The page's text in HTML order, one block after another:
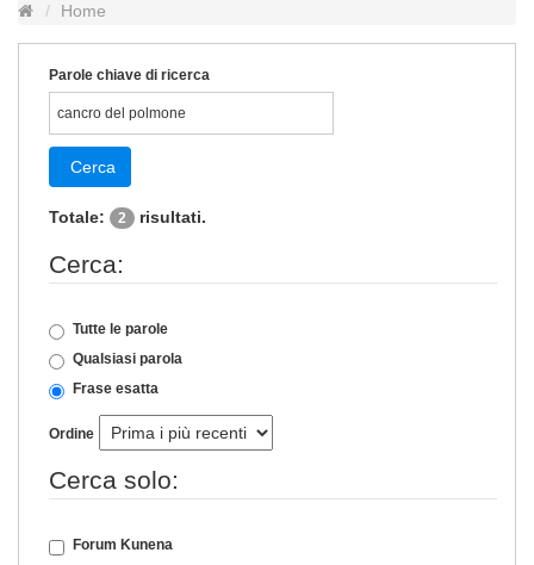
Home
Parole chiave di ricerca
Cerca
Totale: 2 risultati.
Cerca:
Tutte le parole
Qualsiasi parola
Frase esatta
Ordine
Cerca solo:
Forum Kunena